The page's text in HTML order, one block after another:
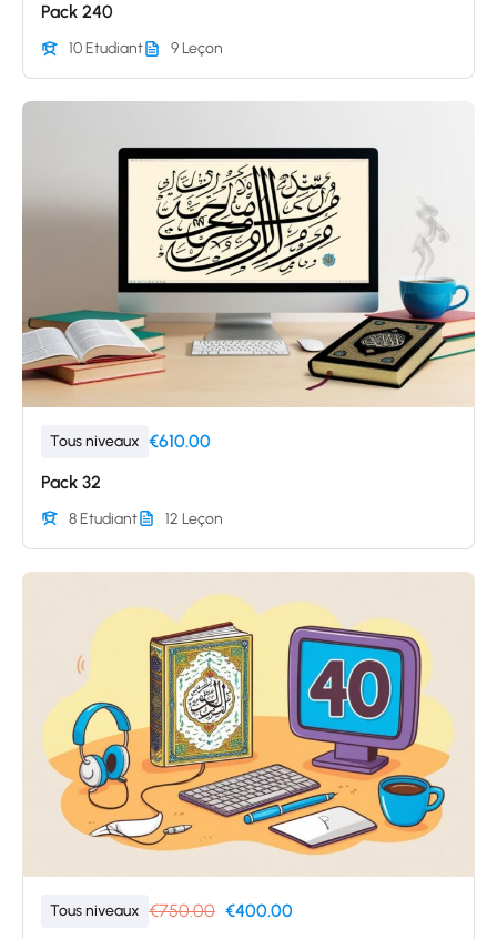
Pack 240
10 Etudiant 9 Leçon
Tous niveaux €610.00
Pack 32
8 Etudiant 12 Leçon
Tous niveaux €750.00 €400.00